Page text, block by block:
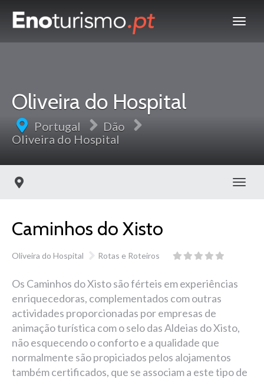
Oliveira do Hospital
Portugal
Dão
Oliveira do Hospital
Caminhos do Xisto
Oliveira do Hospital Rotas e Roteiros
Os Caminhos do Xisto são férteis em experiências
enriquecedoras, complementados com outras
actividades proporcionadas por empresas de
animação turística com o selo das Aldeias do Xisto,
não esquecendo o conforto e a qualidade que
normalmente são propiciados pelos alojamentos
também certificados, que se associam a este tipo de